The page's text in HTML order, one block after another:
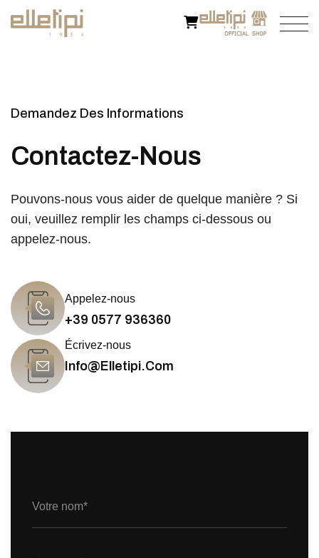
Demandez Des Informations
Contactez-Nous
Pouvons-nous vous aider de quelque manière ? Si
oui, veuillez remplir les champs ci-dessous ou
appelez-nous.
Appelez-nous
+39 0577 936360
Écrivez-nous
Info@elletipi.com